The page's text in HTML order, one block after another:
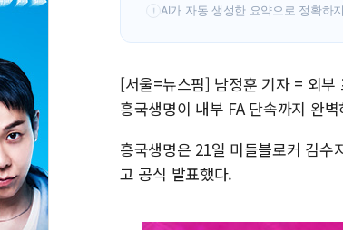
! AI가 자동 생성한 요약으로 정확하
[서울=뉴스핌] 남정훈 기자 = 외부
흥국생명이 내부 FA 단속까지 완
흥국생명은 21일 미들블로커 김
고 공식 발표했다.